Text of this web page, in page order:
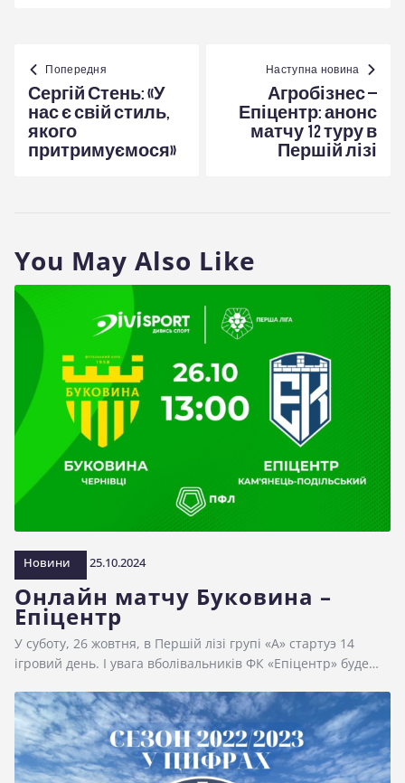
Навігація
записів
Попередня
Сергій Стень: «У
нас є свій стиль,
якого
притримуємося»
Наступна новина
Агробізнес –
Епіцентр: анонс
матчу 12 туру в
Першій лізі
You May Also Like
Новини 25.10.2024
Онлайн матчу Буковина –
Епіцентр
У суботу, 26 жовтня, в Першій лізі групі «А» стартуэ 14
ігровий день. І увага вболівальників ФК «Епіцентр» буде…